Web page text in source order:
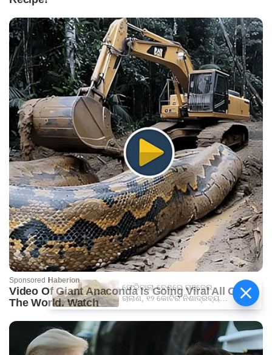
ଫେରିବାଲା ବେଶରେ ଗଞ୍ଜେଇ
ଚାଲାଣ, ୧୨ କୋଟିର ନିଶାଦ୍ରବ୍ୟ
ଜବତ